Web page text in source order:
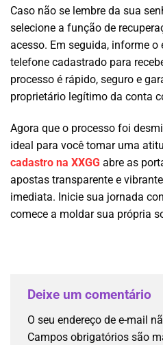
Caso não se lembre da sua
selecione a função de
acesso. Em seguida, informe o
telefone cadastrado para
processo é rápido, seguro e
proprietário legítimo da conta
Agora que o processo foi
ideal para você tomar uma
cadastro na XXGG abre as
apostas transparente e
imediata. Inicie sua jornada
comece a moldar sua própria
Deixe um comentário
O seu endereço de e-mail
Campos obrigatórios são